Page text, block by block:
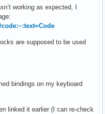
type 1 (EV_KEY), code 115
working as expected, I
are supposed to be used
bindings on my keyboard
linked it earlier (I can re-check